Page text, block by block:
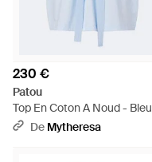
230 €
Patou
Top En Coton A Noud - Bleu
De Mytheresa